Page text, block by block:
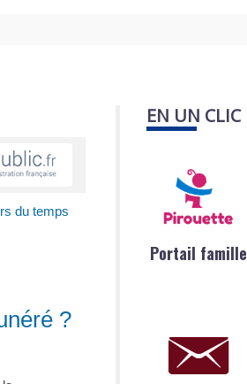
du temps
?
EN UN CLIC
Portail famille